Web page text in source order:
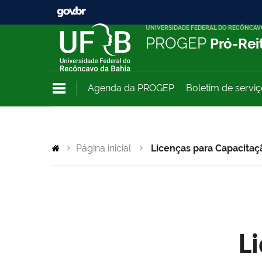
UNIVERSIDADE FEDERAL DO
PROGEP Pró-
Agenda da PROGEP Boletim de
Página inicial Licenças para